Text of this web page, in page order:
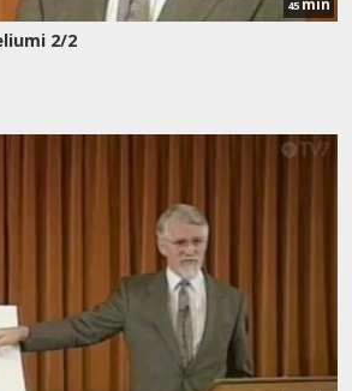
45 min
2/2